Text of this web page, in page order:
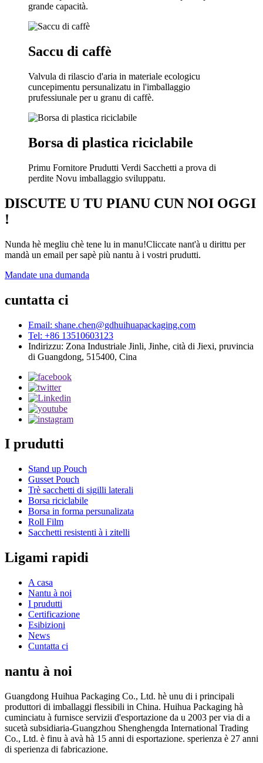
grande capacità.
Saccu di caffè
Valvula di rilascio d'aria in materiale ecologicu
cuncepimentu persunalizatu in l'imballaggio
prufessiunale per u granu di caffè.
Borsa di plastica riciclabile
Primu Fornitore Prudutti Verdi Sacchetti a prova di
perdite Novu imballaggio sviluppatu.
DISCUTE U TU PIANU CUN NOI OGGI
!
Nunda hè megliu chè tene lu in manu!Cliccate nant'à u dirittu per
mandà un email per sapè più nantu à i vostri prudutti.
Mandate una dumanda
cuntatta ci
Email: shane.chen@gdhuihuapackaging.com
Tel: +86 13510603123
Indirizzu: Zona Industriale Jinli, Jinhe, cità di Jiexi, pruvincia
di Guangdong, 515400, Cina
I prudutti
Stand up Pouch
Gusset Pouch
Trè sacchetti di sigilli laterali
Borsa riciclabile
Borsa in forma persunalizata
Roll Film
Sacchetti resistenti à i zitelli
Ligami rapidi
A casa
Nantu à noi
I prudutti
Certificazione
Esibizioni
News
Cuntatta ci
nantu à noi
Guangdong Huihua Packaging Co., Ltd. hè unu di i principali
produttori di imballaggi flessibili in China. Huihua Packaging hà
cuminciatu à furnisce servizii d'esportazione da u 2003 per via di a
sucetà subsidiaria-Guangzhou Shenghengda International Trading
Co., Ltd. è finu à avà hà 15 anni di esportazione. sperienza è 27 anni
di sperienza di fabricazione.